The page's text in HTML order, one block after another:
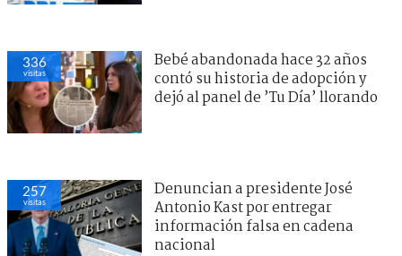
336
visitas
Bebé abandonada hace 32 años
contó su historia de adopción y
dejó al panel de ’Tu Día’ llorando
257
visitas
Denuncian a presidente José
Antonio Kast por entregar
información falsa en cadena
nacional